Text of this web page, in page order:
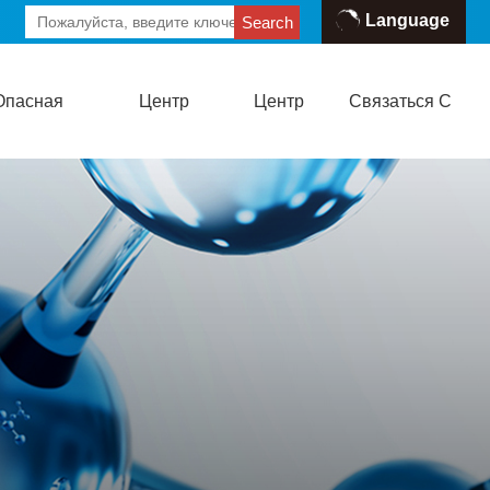
Search Language
Центр
Новостей
Центр
Талантов
Связаться С
Нами